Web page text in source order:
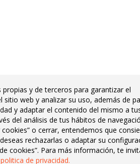
y de terceros para garantizar el
sitio web y analizar su uso, además de
y adaptar el contenido del mismo a
del análisis de tus hábitos de
cookies” o cerrar, entendemos que
rechazarlas o adaptar su
cookies”. Para más información, te
politica de privacidad.